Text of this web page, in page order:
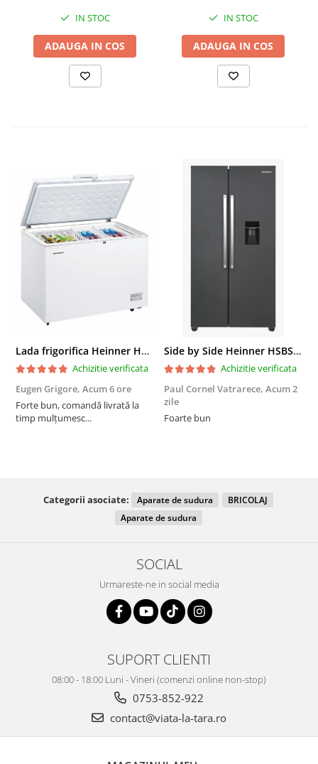
Automatizare trifazata
IN STOC
ADAUGA IN COS
IN STOC
ADAUGA IN COS
Lada frigorifica Heinner HCF-287CNHE++, 287 l, Clasa E, Compresor inverter, Iluminare LED, Functionalitate frigider, Alb
Achizitie verificata
Eugen Grigore, Acum 6 ore
Forte bun, comandă livrată la
timp mulțumesc...
Side by Side Heinner HSBS-HM439NFINVDGWDE++, Total No Frost, Compresor Inverter, Dozator Apa, Display Touch LED, 439 L, Clasa E, Gri Antracit Texturat
Achizitie verificata
Paul Cornel Vatrarece, Acum 2
zile
Foarte bun
Categorii asociate: Aparate de sudura
BRICOLAJ
Aparate de sudura
SOCIAL
Urmareste-ne in social media
SUPORT CLIENTI
08:00 - 18:00 Luni - Vineri (comenzi online non-stop)
0753-852-922
contact@viata-la-tara.ro